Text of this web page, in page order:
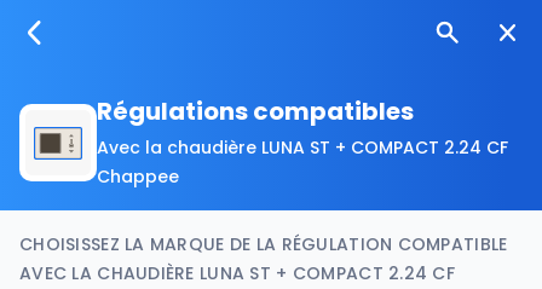
Régulations compatibles
Avec la chaudière LUNA ST + COMPACT 2.24 CF
Chappee
CHOISISSEZ LA MARQUE DE LA RÉGULATION COMPATIBLE
AVEC LA CHAUDIÈRE LUNA ST + COMPACT 2.24 CF